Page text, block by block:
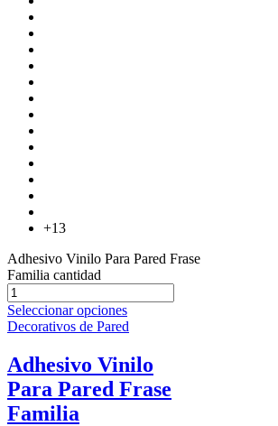
+13
Adhesivo Vinilo Para Pared Frase
Familia cantidad
Seleccionar opciones
Decorativos de Pared
Adhesivo Vinilo
Para Pared Frase
Familia